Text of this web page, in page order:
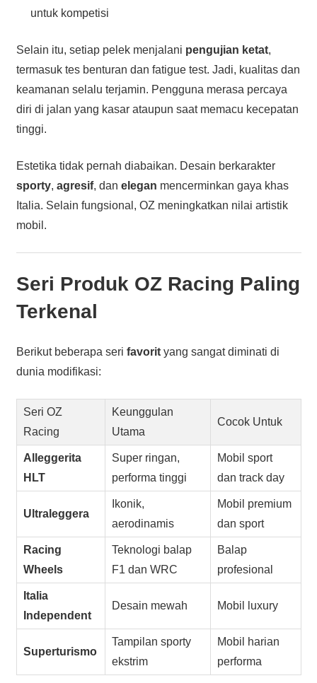
untuk kompetisi
Selain itu, setiap pelek menjalani pengujian ketat,
termasuk tes benturan dan fatigue test. Jadi, kualitas dan
keamanan selalu terjamin. Pengguna merasa percaya
diri di jalan yang kasar ataupun saat memacu kecepatan
tinggi.
Estetika tidak pernah diabaikan. Desain berkarakter
sporty, agresif, dan elegan mencerminkan gaya khas
Italia. Selain fungsional, OZ meningkatkan nilai artistik
mobil.
Seri Produk OZ Racing Paling
Terkenal
Berikut beberapa seri favorityang sangat diminati di
dunia modifikasi:
Seri OZ
Racing
Keunggulan
Utama
Cocok Untuk
Alleggerita
HLT
Super ringan,
performa tinggi
Mobil sport
dan track day
Ultraleggera
Ikonik,
aerodinamis
Mobil premium
dan sport
Racing
Wheels
Teknologi balap
F1 dan WRC
Balap
profesional
Italia
Independent
Desain mewah Mobil luxury
Superturismo
Tampilan sporty
ekstrim
Mobil harian
performa